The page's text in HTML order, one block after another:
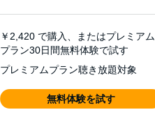
￥2,420 で購入、またはプレミアム
プラン30日間無料体験で試す
プレミアムプラン聴き放題対象
無料体験を試す